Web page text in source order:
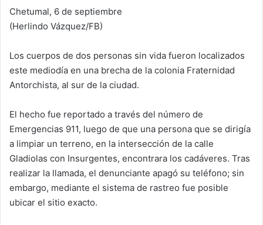
Chetumal, 6 de septiembre
(Herlindo Vázquez/FB)
Los cuerpos de dos personas sin vida fueron localizados
este mediodía en una brecha de la colonia Fraternidad
Antorchista, al sur de la ciudad.
El hecho fue reportado a través del número de
Emergencias 911, luego de que una persona que se dirigía
a limpiar un terreno, en la intersección de la calle
Gladiolas con Insurgentes, encontrara los cadáveres. Tras
realizar la llamada, el denunciante apagó su teléfono; sin
embargo, mediante el sistema de rastreo fue posible
ubicar el sitio exacto.